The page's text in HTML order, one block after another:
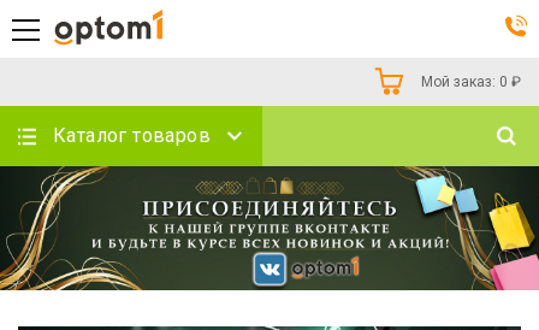
Мой заказ: 0 ₽
Каталог товаров